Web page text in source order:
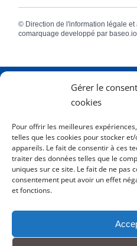
Gérer le
cookies
Pour offrir les meilleures
telles que les cookies pour stocker
appareils. Le fait de consentir à ces
traiter des données telles que le
uniques sur ce site. Le fait de ne pas
consentement peut avoir un effet
et fonctions.
© Direction de l'information légale et
comarquage developpé par baseo.io
2 Rue Dame
Horaires
Lundi de 8h15
Mardi de 8h15
Mercredi 8h15
Jeudi de 8h15
Tél.